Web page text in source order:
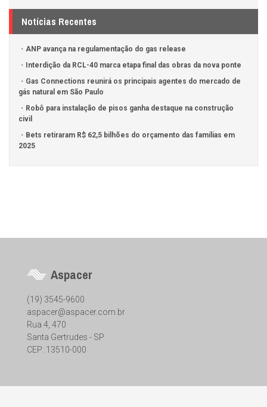
Notícias Recentes
ANP avança na regulamentação do gas release
Interdição da RCL-40 marca etapa final das obras da nova ponte
Gas Connections reunirá os principais agentes do mercado de
gás natural em São Paulo
Robô para instalação de pisos ganha destaque na construção
civil
Bets retiraram R$ 62,5 bilhões do orçamento das famílias em
2025
Aspacer
(19) 3545-9600
aspacer@aspacer.com.br
Rua 4, 470
Santa Gertrudes - SP
CEP: 13510-000